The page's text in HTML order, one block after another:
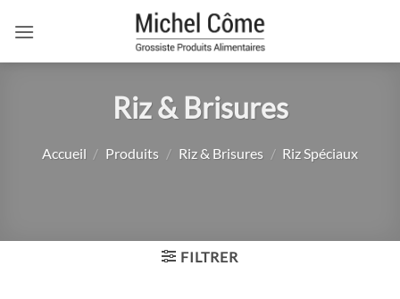
Riz & Brisures
Accueil / Produits / Riz & Brisures / Riz Spéciaux
FILTRER